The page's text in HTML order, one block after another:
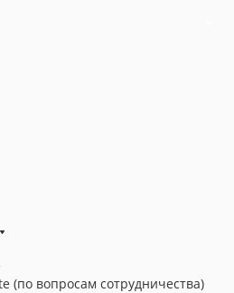
(по вопросам сотрудничества)